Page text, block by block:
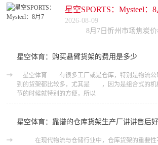
星空SPORTS：Mysteel：
2026-08-09
星空体育：购买悬臂货架的费用是多少
星空体育 有很多工厂或是仓库，特别是物流公
到的货架都比较多，尤其是 ，因为是组合式的机
节的时候就特别的方便，所以
星空体育：靠谱的仓库货架生产厂讲讲售后好
在现代物流与仓储行业中，仓库货架的重要性